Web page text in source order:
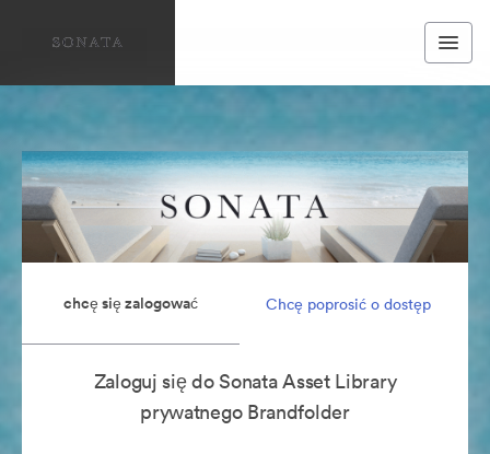
chcę się zalogować Chcę poprosić o dostęp
Zaloguj się do Sonata Asset Library
prywatnego Brandfolder